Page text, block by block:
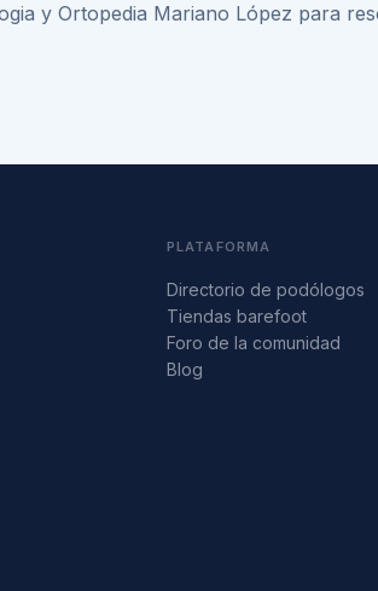
y Ortopedia Mariano López para
PLATAFORMA
Directorio de podólogos
Tiendas barefoot
Foro de la comunidad
Blog